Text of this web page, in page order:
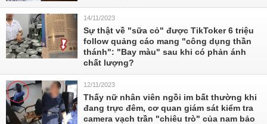
14/11/2023
Sự thật về "sữa cỏ" được TikToker 6 triệu
follow quảng cáo mang "công dụng thần
thánh": "Bay màu" sau khi có phản ánh
chất lượng?
12/11/2023
Thấy nữ nhân viên ngồi im bất thường khi
đang trực đêm, cơ quan giám sát kiểm tra
camera vạch trần "chiêu trò" của nam bảo